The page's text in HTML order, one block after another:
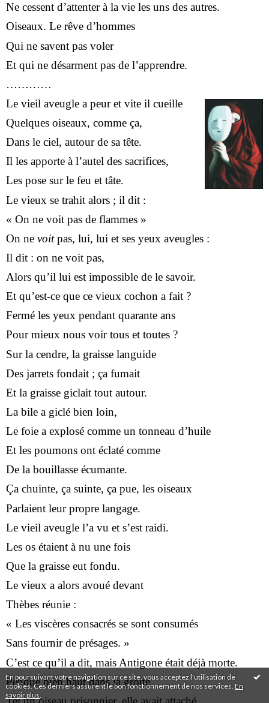
En poursuivant votre navigation sur ce site, vous acceptez l'utilisation de
cookies. Ces derniers assurent le bon fonctionnement de nos services. En
savoir plus
Ne cessent d’attenter à la vie les uns des autres.
Oiseaux. Le rêve d’hommes
Qui ne savent pas voler
Et qui ne désarment pas de l’apprendre.
…………
Le vieil aveugle a peur et vite il cueille
Quelques oiseaux, comme ça,
Dans le ciel, autour de sa tête.
Il les apporte à l’autel des sacrifices,
Les pose sur le feu et tâte.
Le vieux se trahit alors ; il dit :
« On ne voit pas de flammes »
On nevoitpas, lui, lui et ses yeux aveugles :
Il dit : on ne voit pas,
Alors qu’il lui est impossible de le savoir.
Et qu’est-ce que ce vieux cochon a fait ?
Fermé les yeux pendant quarante ans
Pour mieux nous voir tous et toutes ?
Sur la cendre, la graisse languide
Des jarrets fondait ; ça fumait
Et la graisse giclait tout autour.
La bile a giclé bien loin,
Le foie a explosé comme un tonneau d’huile
Et les poumons ont éclaté comme
De la bouillasse écumante.
Ça chuinte, ça suinte, ça pue, les oiseaux
Parlaient leur propre langage.
Le vieil aveugle l’a vu et s’est raidi.
Les os étaient à nu une fois
Que la graisse eut fondu.
Le vieux a alors avoué devant
Thèbes réunie :
« Les viscères consacrés se sont consumés
Sans fournir de présages. »
C’est ce qu’il a dit, mais Antigone était déjà morte.
Pendue bien haut dans la grotte